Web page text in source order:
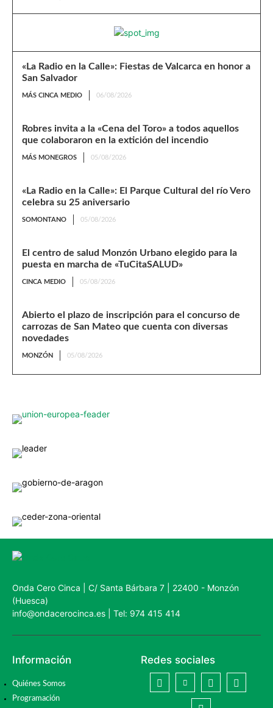
«La Radio en la Calle»: Fiestas de Valcarca en honor a
San Salvador
MÁS CINCA MEDIO 06/08/2026
Robres invita a la «Cena del Toro» a todos aquellos
que colaboraron en la extición del incendio
MÁS MONEGROS 05/08/2026
«La Radio en la Calle»: El Parque Cultural del río Vero
celebra su 25 aniversario
SOMONTANO 05/08/2026
El centro de salud Monzón Urbano elegido para la
puesta en marcha de «TuCitaSALUD»
CINCA MEDIO 05/08/2026
Abierto el plazo de inscripción para el concurso de
carrozas de San Mateo que cuenta con diversas
novedades
MONZÓN 05/08/2026
Onda Cero Cinca | C/ Santa Bárbara 7 | 22400 - Monzón
(Huesca)
info@ondacerocinca.es | Tel: 974 415 414
Información
Quiénes Somos
Programación
Redes sociales